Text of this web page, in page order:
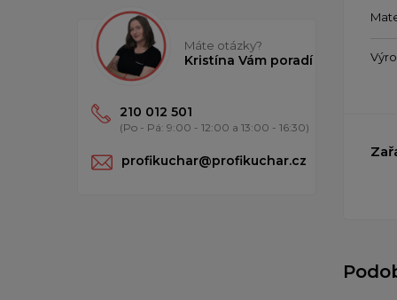
Máte otázky?
Kristína Vám poradí
210 012 501
(Po - Pá: 9:00 - 12:00 a 13:00 - 16:30)
profikuchar@profikuchar.cz